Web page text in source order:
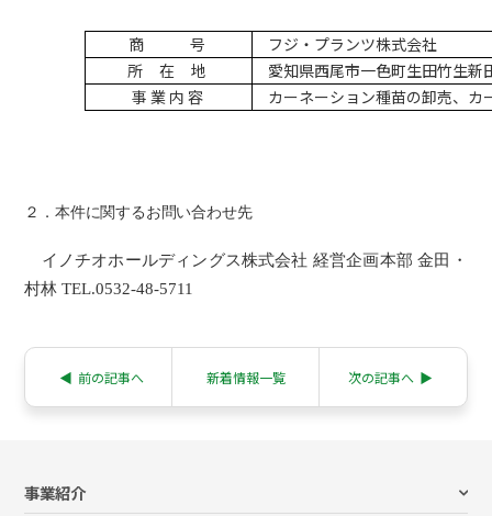
商号
フジ・プランツ株式会社
所 在地
愛知県西尾市一色町生田竹生新
事 業 内 容
カーネーション種苗の卸売、カ
２．本件に関するお問い合わせ先
イノチオホールディングス株式会社 経営企画本部 金田・
村林 TEL.0532-48-5711
◀︎ 前の記事へ 新着情報一覧 次の記事へ ▶︎
事業紹介